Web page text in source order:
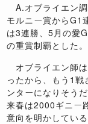
A.オブライエン
モルニー賞からG1
は3連勝、5月の愛
の重賞制覇とした。
オブライエン師
ったから、もう1戦
ンターになりそう
来春は2000ギニー
意向を明かしている